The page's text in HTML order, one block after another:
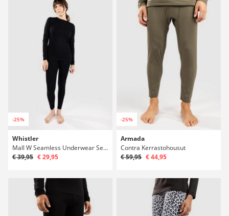
-25%
Whistler
Mall W Seamless Underwear Set Lämpökerrasto
€ 39,95 € 29,95
-25%
Armada
Contra Kerrastohousut
€ 59,95 € 44,95